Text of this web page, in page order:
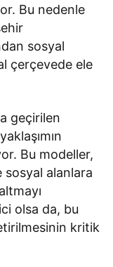
Bu nedenle
sosyal
çerçevede ele
geçirilen
Bu modeller,
alanlara
olsa da, bu
kritik